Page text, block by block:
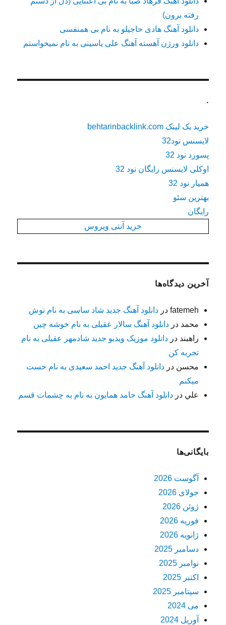
رفته برون)
دانلود آهنگ هادی حاجیلو به نام بی همنفسی
دانلود ورژن آهسته آهنگ علی یاسینی به نام نمیخواستم
.
خرید بک لینک behtarinbacklink.com
لایسنس نود32
پسورد نود 32
اوکلی لایسنس رایگان نود 32
همیار نود 32
بهترین سئو
رایگان
خرید آنتی ویروس
آخرین دیدگاه‌ها
fatemeh دردانلود آهنگ جدید شاد ساسی به نام نوش
محمد دردانلود آهنگ سالار عقیلی به نام خوشه چین
راهبند دردانلود موزیک ویدیو جدید شادمهر عقیلی به نام
تجربه کن
محسن دردانلود آهنگ جدید احمد سعیدی به نام حست
میکنم
علي دردانلود آهنگ حامد همایون به نام به چشمات قسم
بایگانی‌ها
آگوست 2026
جولای 2026
ژوئن 2026
فوریه 2026
ژانویه 2026
دسامبر 2025
نوامبر 2025
اکتبر 2025
سپتامبر 2025
می 2024
آوریل 2024